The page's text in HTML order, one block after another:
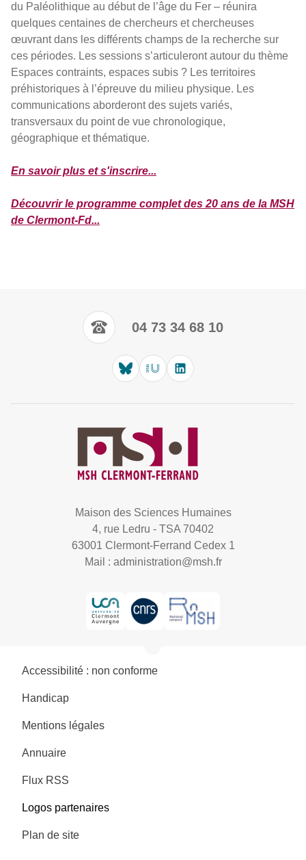
du Paléolithique au début de l’âge du Fer – réunira
quelques centaines de chercheurs et chercheuses
œuvrant dans les différents champs de la recherche sur
ces périodes. Les sessions s’articuleront autour du thème
Espaces contraints, espaces subis ? Les territoires
préhistoriques à l’épreuve du milieu physique. Les
communications aborderont des sujets variés,
transversaux du point de vue chronologique,
géographique et thématique.
En savoir plus et s'inscrire...
Découvrir le programme complet des 20 ans de la MSH
de Clermont-Fd...
04 73 34 68 10
Maison des Sciences Humaines
4, rue Ledru - TSA 70402
63001 Clermont-Ferrand Cedex 1
Mail : administration@msh.fr
Accessibilité : non conforme
Handicap
Mentions légales
Annuaire
Flux RSS
Logos partenaires
Plan de site